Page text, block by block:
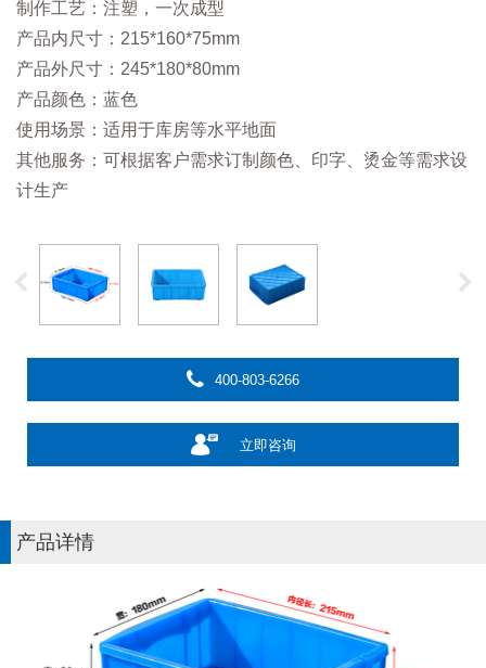
制作工艺：注塑，一次成型
产品内尺寸：215*160*75mm
产品外尺寸：245*180*80mm
产品颜色：蓝色
使用场景：适用于库房等水平地面
其他服务：可根据客户需求订制颜色、印字、烫金等需求设
计生产
400-803-6266
立即咨询
产品详情